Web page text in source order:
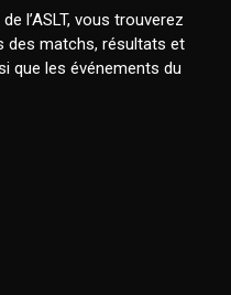
l’ASLT, vous trouverez
des matchs, résultats et
que les événements du